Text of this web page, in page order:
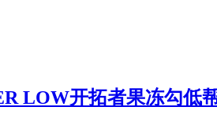
LOW开拓者果冻勾低